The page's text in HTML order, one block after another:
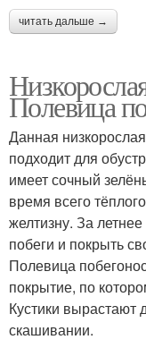
читать дальше →
Полевица
Данная
подходит для
имеет сочный
время всего
желтизну. За
побеги и покрыть
Полевица
покрытие, по
Кустики вырастают
скашивании.